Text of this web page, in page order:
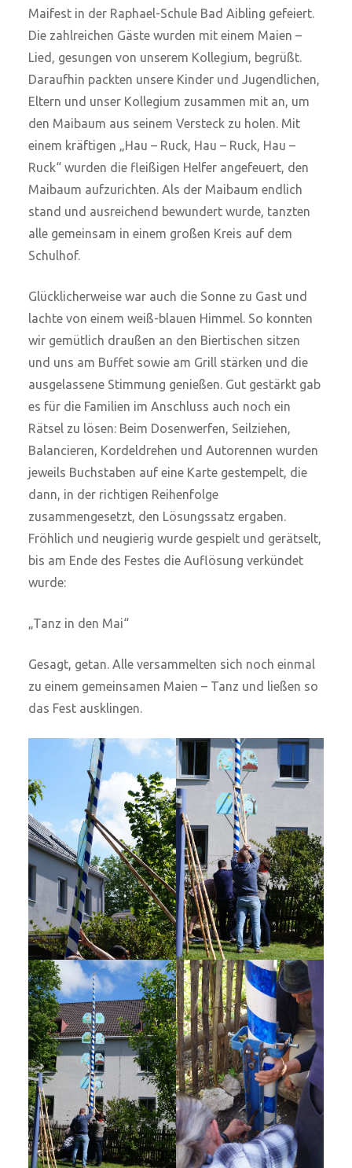
Maifest in der Raphael-Schule Bad Aibling gefeiert.
Die zahlreichen Gäste wurden mit einem Maien –
Lied, gesungen von unserem Kollegium, begrüßt.
Daraufhin packten unsere Kinder und Jugendlichen,
Eltern und unser Kollegium zusammen mit an, um
den Maibaum aus seinem Versteck zu holen. Mit
einem kräftigen „Hau – Ruck, Hau – Ruck, Hau –
Ruck“ wurden die fleißigen Helfer angefeuert, den
Maibaum aufzurichten. Als der Maibaum endlich
stand und ausreichend bewundert wurde, tanzten
alle gemeinsam in einem großen Kreis auf dem
Schulhof.
Glücklicherweise war auch die Sonne zu Gast und
lachte von einem weiß-blauen Himmel. So konnten
wir gemütlich draußen an den Biertischen sitzen
und uns am Buffet sowie am Grill stärken und die
ausgelassene Stimmung genießen. Gut gestärkt gab
es für die Familien im Anschluss auch noch ein
Rätsel zu lösen: Beim Dosenwerfen, Seilziehen,
Balancieren, Kordeldrehen und Autorennen wurden
jeweils Buchstaben auf eine Karte gestempelt, die
dann, in der richtigen Reihenfolge
zusammengesetzt, den Lösungssatz ergaben.
Fröhlich und neugierig wurde gespielt und gerätselt,
bis am Ende des Festes die Auflösung verkündet
wurde:
„Tanz in den Mai“
Gesagt, getan. Alle versammelten sich noch einmal
zu einem gemeinsamen Maien – Tanz und ließen so
das Fest ausklingen.